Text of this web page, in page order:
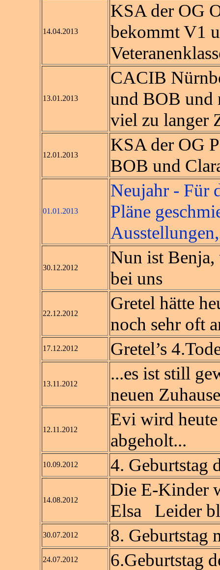
14.04.2013
KSA der OG
bekommt V1
13.01.2013
CACIB
und BOB und
viel zu langer
12.01.2013
KSA der OG
BOB und
01.01.2013
Neujahr - Für
Pläne
30.12.2012
Nun ist Benja,
bei uns
22.12.2012
Gretel hätte
noch sehr oft
17.12.2012 Gretel’s
13.11.2012
...es ist still
neuen
12.11.2012
Evi wird
abgeholt...
10.09.2012 4. Geburtstag
14.08.2012
Die E-Kinder
Elsa Leider
30.07.2012 8. Geburtstag
24.07.2012 6.Geburtstag